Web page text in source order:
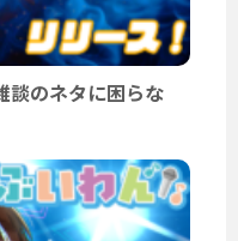
談のネタに困らな